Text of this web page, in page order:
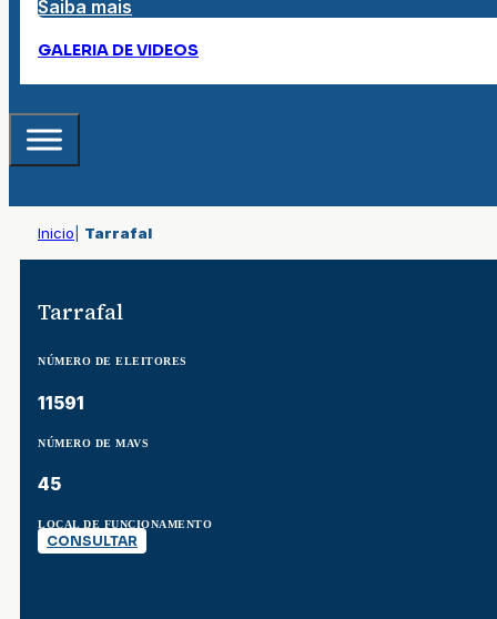
Saiba mais
GALERIA DE VIDEOS
Inicio Tarrafal
Tarrafal
NÚMERO DE ELEITORES
11591
NÚMERO DE MAVS
45
LOCAL DE FUNCIONAMENTO
CONSULTAR